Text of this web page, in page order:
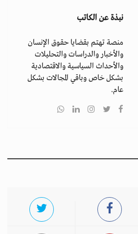
نبذة عن الكاتب
منصة تهتم بقضايا حقوق الإنسان
والأخبار والدراسات والتحليلات
والأحداث السياسية والاقتصادية
بشكل خاص وباقي المجالات بشكل
عام.